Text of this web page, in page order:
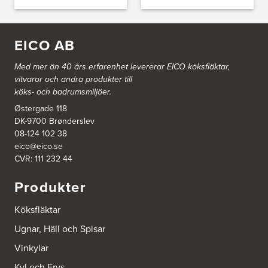
Ballingslöv Länna
Tel.:0046-87454450
Ballingslöv Mölndal
Bsa Kök & Bad AB
431 53 Mölndal
Tel.: 0046-31864380
http://www.ballingslov.se
Hässelmanstorg 1-3
131 54 Nacka
Tel.:0046-86428515
http://www.ballingslov.se
Beijer Byggmat Norrtälje
EICO AB
Med mer än 40 års erfarenhet levererar EICO köksfläktar,
vitvaror och andra produkter till
köks- och badrumsmiljöer.
Østergade 118
DK-9700 Brønderslev
08-124 102 38
eico@eico.se
CVR: 111 232 44
Produkter
Köksfläktar
Ugnar, Häll och Spisar
Vinkylar